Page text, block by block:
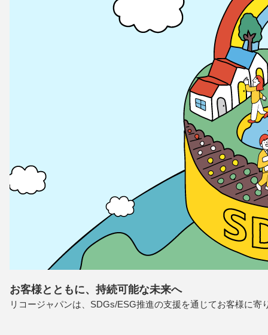
お客様とともに、持続可能な未来へ
リコージャパンは、SDGs/ESG推進の支援を通じてお客様に